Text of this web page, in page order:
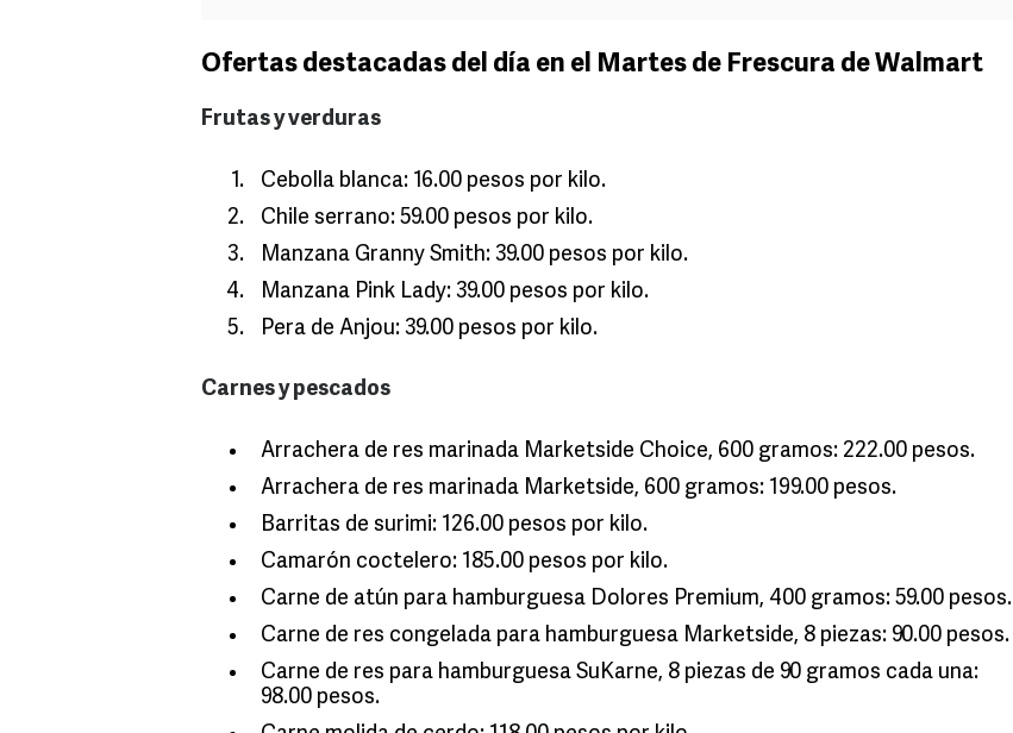
Ofertas destacadas del día en el Martes de Frescura de Walmart
Frutas y verduras
Cebolla blanca: 16.00 pesos por kilo.
Chile serrano: 59.00 pesos por kilo.
Manzana Granny Smith: 39.00 pesos por kilo.
Manzana Pink Lady: 39.00 pesos por kilo.
Pera de Anjou: 39.00 pesos por kilo.
Carnes y pescados
Arrachera de res marinada Marketside Choice, 600 gramos: 222.00 pesos.
Arrachera de res marinada Marketside, 600 gramos: 199.00 pesos.
Barritas de surimi: 126.00 pesos por kilo.
Camarón coctelero: 185.00 pesos por kilo.
Carne de atún para hamburguesa Dolores Premium, 400 gramos: 59.00 pesos.
Carne de res congelada para hamburguesa Marketside, 8 piezas: 90.00 pesos.
Carne de res para hamburguesa SuKarne, 8 piezas de 90 gramos cada una:
98.00 pesos.